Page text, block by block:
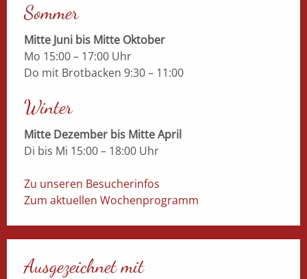
Sommer
Mitte Juni bis Mitte Oktober
Mo 15:00 – 17:00 Uhr
Do mit Brotbacken 9:30 – 11:00
Winter
Mitte Dezember bis Mitte April
Di bis Mi 15:00 – 18:00 Uhr
Zu unseren Besucherinfos
Zum aktuellen Wochenprogramm
Ausgezeichnet mit